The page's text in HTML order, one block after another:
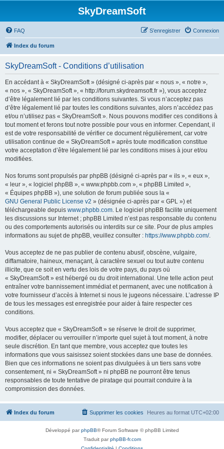
SkyDreamSoft
FAQ Connexion
S’enregistrer
Index du forum
SkyDreamSoft - Conditions d’utilisation
En accédant à « SkyDreamSoft » (désigné ci-après par « nous », « notre »,
« nos », « SkyDreamSoft », « http://forum.skydreamsoft.fr »), vous acceptez
d’être légalement lié par les conditions suivantes. Si vous n’acceptez pas
d’être légalement lié par toutes les conditions suivantes, alors n’accédez pas
et/ou n’utilisez pas « SkyDreamSoft ». Nous pouvons modifier ces conditions à
tout moment et ferons tout notre possible pour vous en informer. Cependant, il
est de votre responsabilité de vérifier ce document régulièrement, car votre
utilisation continue de « SkyDreamSoft » après toute modification constitue
votre acceptation d’être légalement lié par les conditions mises à jour et/ou
modifiées.
Nos forums sont propulsés par phpBB (désigné ci-après par « ils », « eux »,
« leur », « logiciel phpBB », « www.phpbb.com », « phpBB Limited »,
« Équipes phpBB »), une solution de forum publiée sous la «
GNU General Public License v2 » (désignée ci-après par « GPL ») et
téléchargeable depuis www.phpbb.com. Le logiciel phpBB facilite uniquement
les discussions sur Internet ; phpBB Limited n’est pas responsable du contenu
ou des comportements autorisés ou interdits sur ce site. Pour de plus amples
informations au sujet de phpBB, veuillez consulter : https://www.phpbb.com/.
Vous acceptez de ne pas publier de contenu abusif, obscène, vulgaire,
diffamatoire, haineux, menaçant, à caractère sexuel ou tout autre contenu
illicite, que ce soit en vertu des lois de votre pays, du pays où
« SkyDreamSoft » est hébergé ou du droit international. Une telle action peut
entraîner votre bannissement immédiat et permanent, avec une notification à
votre fournisseur d’accès à Internet si nous le jugeons nécessaire. L’adresse IP
de tous les messages est enregistrée pour aider à faire respecter ces
conditions.
Vous acceptez que « SkyDreamSoft » se réserve le droit de supprimer,
modifier, déplacer ou verrouiller n’importe quel sujet à tout moment, à notre
seule discrétion. En tant que membre, vous acceptez que toutes les
informations que vous saisissez soient stockées dans une base de données.
Bien que ces informations ne soient pas divulguées à un tiers sans votre
consentement, ni « SkyDreamSoft » ni phpBB ne pourront être tenus
responsables de toute tentative de piratage qui pourrait conduire à la
compromission des données.
Index du forum Heures au format UTC+02:00
Supprimer les cookies
Développé parphpBB® Forum Software © phpBB Limited
Traduit parphpBB-fr.com